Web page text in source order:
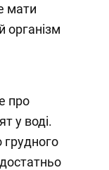
мати
організм
про
у воді.